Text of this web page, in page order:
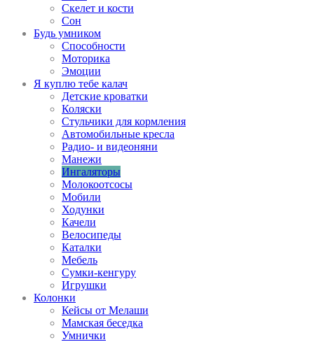
Скелет и кости
Сон
Будь умником
Способности
Моторика
Эмоции
Я куплю тебе калач
Детские кроватки
Коляски
Стульчики для кормления
Автомобильные кресла
Радио- и видеоняни
Манежи
Ингаляторы
Молокоотсосы
Мобили
Ходунки
Качели
Велосипеды
Каталки
Мебель
Сумки-кенгуру
Игрушки
Колонки
Кейсы от Мелаши
Мамская беседка
Умнички